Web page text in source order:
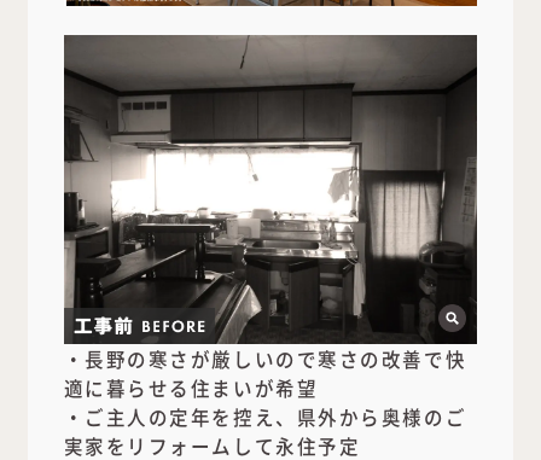
・長野の寒さが厳しいので寒さの改善で快
適に暮らせる住まいが希望
・ご主人の定年を控え、県外から奥様のご
実家をリフォームして永住予定